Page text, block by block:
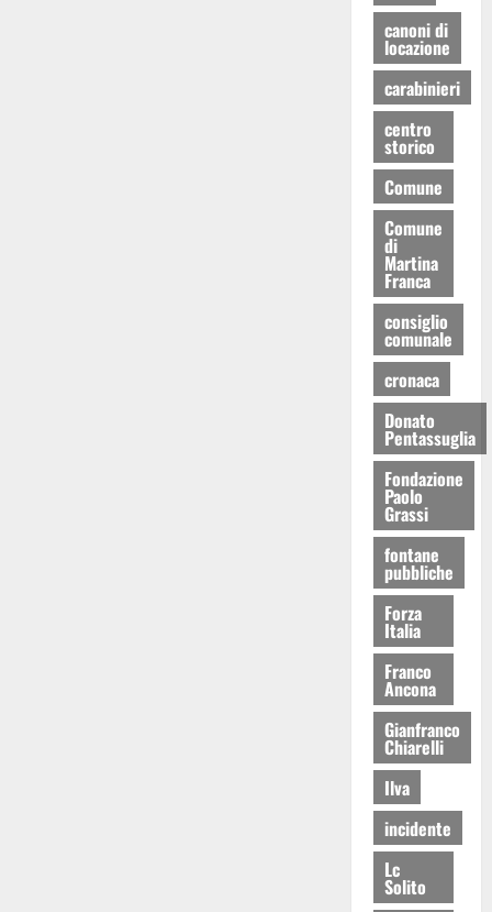
canoni di
locazione
carabinieri
centro
storico
Comune
Comune
di
Martina
Franca
consiglio
comunale
cronaca
Donato
Pentassuglia
Fondazione
Paolo
Grassi
fontane
pubbliche
Forza
Italia
Franco
Ancona
Gianfranco
Chiarelli
Ilva
incidente
Lc
Solito